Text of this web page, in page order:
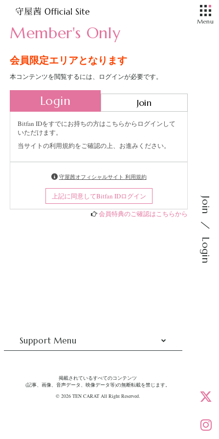
Join
Login
Member's Only
会員限定エリアとなります
本コンテンツを閲覧するには、ログインが必要です。
Login Join
Bitfan IDをすでにお持ちの方はこちらからログインして
いただけます。
当サイトの利用規約をご確認の上、お進みください。
守屋茜オフィシャルサイト 利用規約
上記に同意してBitfan IDログイン
会員特典のご確認はこちらから
Support Menu
掲載されているすべてのコンテンツ
(記事、画像、音声データ、映像データ等)の無断転載を禁じます。
© 2026 TEN CARAT All Right Reserved.